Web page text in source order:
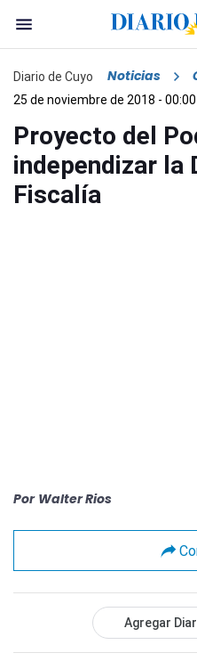
Diario de Cuyo Noticias
25 de noviembre de 2018 - 00:00
Proyecto del
independizar la
Fiscalía
Por Walter Rios
Agregar